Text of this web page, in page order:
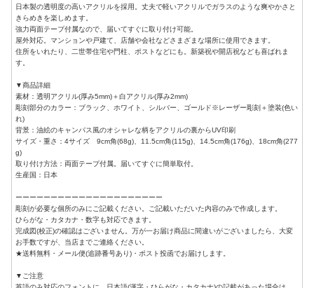
日本製の透明度の高いアクリルを採用。丈夫で軽いアクリルでガラスのような爽やかさと
きらめきを楽しめます。
強力両面テープ付属なので、届いてすぐに取り付け可能。
屋外対応。マンションや戸建て、店舗や会社などさまざまな場所に使用できます。
住所をいれたり、二世帯住宅や門柱、ポストなどにも。新築祝や開店祝なども喜ばれま
す。
▼商品詳細
素材：透明アクリル(厚み5mm)＋白アクリル(厚み2mm)
彫刻部分のカラー：ブラック、ホワイト、シルバー、ゴールド※レーザー彫刻＋塗装(色い
れ)
背景：油絵のキャンパス風のオシャレな柄をアクリルの裏からUV印刷
サイズ・重さ：4サイズ 9cm角(68g)、11.5cm角(115g)、14.5cm角(176g)、18cm角(277
g)
取り付け方法：両面テープ付属。届いてすぐに簡単取付。
生産国：日本
ーーーーーーーーーーーーーーーーーーーーー
彫刻が必要な個所のみにご記載ください。ご記載いただいた内容のみで作成します。
ひらがな・カタカナ・数字も対応できます。
完成図(校正)の確認はございません。万が一お届け商品に間違いがございましたら、大変
お手数ですが、当店までご連絡ください。
★送料無料・メール便(追跡番号あり)・ポスト投函でお届けします。
▼ご注意